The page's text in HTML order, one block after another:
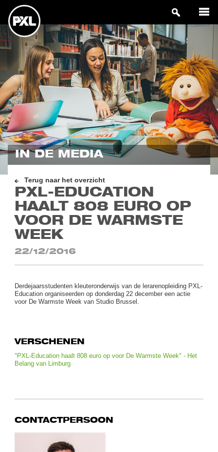
IN DE MEDIA
Terug naar het overzicht
PXL-EDUCATION
HAALT 808 EURO OP
VOOR DE WARMSTE
WEEK
22/12/2016
Derdejaarsstudenten kleuteronderwijs van de lerarenopleiding PXL-
Education organiseerden op donderdag 22 december een actie
voor De Warmste Week van Studio Brussel.
VERSCHENEN
"PXL-Education haalt 808 euro op voor De Warmste Week" - Het
Belang van Limburg
CONTACTPERSOON